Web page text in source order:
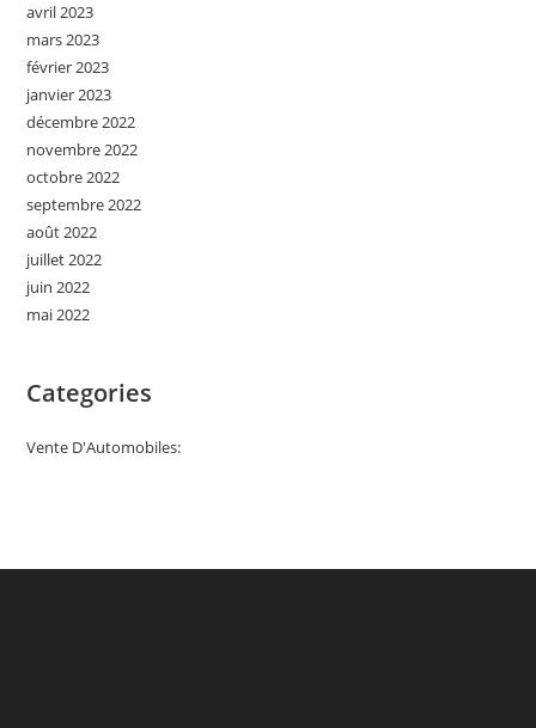
avril 2023
mars 2023
février 2023
janvier 2023
décembre 2022
novembre 2022
octobre 2022
septembre 2022
août 2022
juillet 2022
juin 2022
mai 2022
Categories
Vente D'Automobiles: